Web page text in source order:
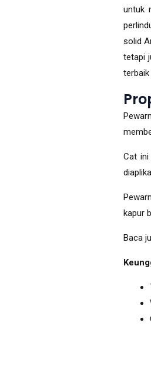
untuk
solid
tetapi
Cat
kapur
Baca